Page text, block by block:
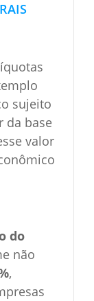
sujeito
da base
valor
do
não
,